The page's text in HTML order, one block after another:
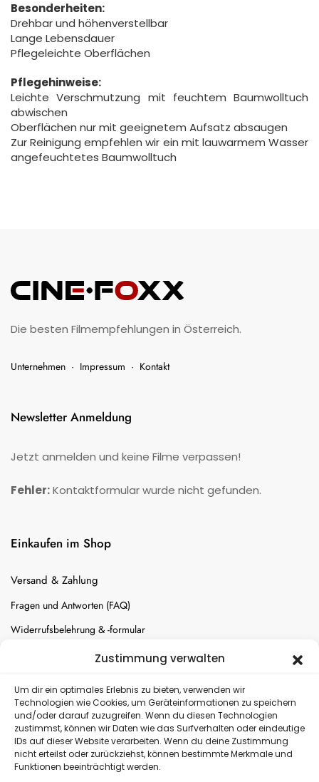
Zustimmung verwalten
Um dir ein optimales Erlebnis zu bieten, verwenden wir
Technologien wie Cookies, um Geräteinformationen zu speichern
und/oder darauf zuzugreifen. Wenn du diesen Technologien
zustimmst, können wir Daten wie das Surfverhalten oder eindeutige
IDs auf dieser Website verarbeiten. Wenn du deine Zustimmung
nicht erteilst oder zurückziehst, können bestimmte Merkmale und
Funktionen beeinträchtigt werden.
Besonderheiten:
Drehbar und höhenverstellbar
Lange Lebensdauer
Pflegeleichte Oberflächen
Pflegehinweise:
Leichte Verschmutzung mit feuchtem Baumwolltuch
abwischen
Oberflächen nur mit geeignetem Aufsatz absaugen
Zur Reinigung empfehlen wir ein mit lauwarmem Wasser
angefeuchtetes Baumwolltuch
Die besten Filmempfehlungen in Österreich.
Unternehmen · Impressum · Kontakt
Newsletter Anmeldung
Jetzt anmelden und keine Filme verpassen!
Fehler:Kontaktformular wurde nicht gefunden.
Einkaufen im Shop
Versand & Zahlung
Fragen und Antworten (FAQ)
Widerrufsbelehrung & -formular
Batterien-Entsorgung
Versand
Kostenloser Rückversand